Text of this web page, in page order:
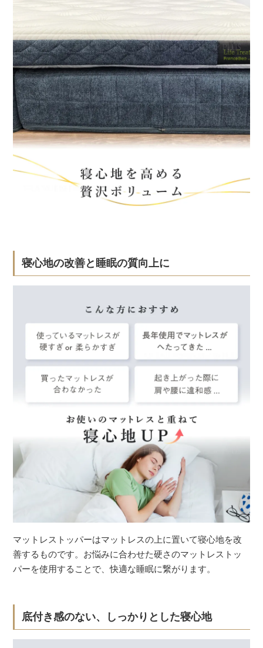
寝心地の改善と睡眠の質向上に
マットレストッパーはマットレスの上に置いて寝心地を改
善するものです。お悩みに合わせた硬さのマットレストッ
パーを使用することで、快適な睡眠に繋がります。
底付き感のない、しっかりとした寝心地